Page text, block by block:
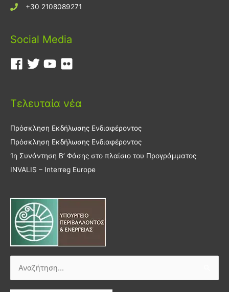
+30 2108089271
Social Media
Τελευταία νέα
Πρόσκληση Εκδήλωσης Ενδιαφέροντος
Πρόσκληση Εκδήλωσης Ενδιαφέροντος
1η Συνάντηση Β’ Φάσης στο πλαίσιο του Προγράμματος
INVALIS – Interreg Europe
Αναζήτηση